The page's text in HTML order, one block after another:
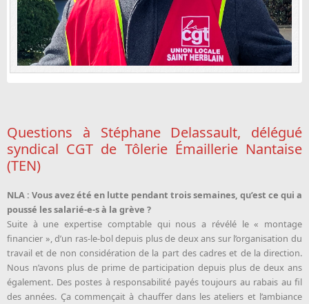
Questions à Stéphane Delassault, délégué
syndical CGT de Tôlerie Émaillerie Nantaise
(TEN)
NLA : Vous avez été en lutte pendant trois semaines, qu’est ce qui a
poussé les salarié-e-s à la grève ?
Suite à une expertise comptable qui nous a révélé le « montage
financier », d’un ras-le-bol depuis plus de deux ans sur l’organisation du
travail et de non considération de la part des cadres et de la direction.
Nous n’avons plus de prime de participation depuis plus de deux ans
également. Des postes à responsabilité payés toujours au rabais au fil
des années. Ça commençait à chauffer dans les ateliers et l’ambiance